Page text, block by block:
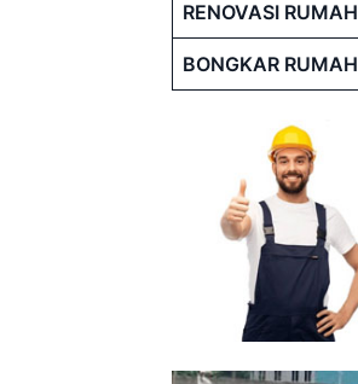
RENOVASI RUMAH
BONGKAR RUMAH